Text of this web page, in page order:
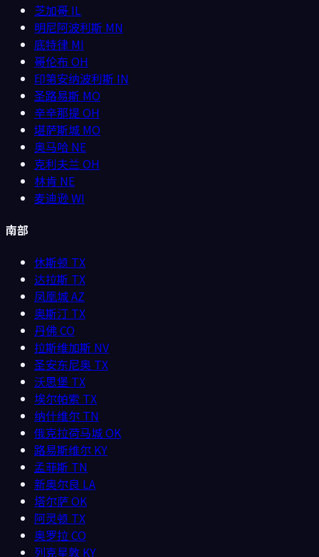
芝加哥 IL
明尼阿波利斯 MN
底特律 MI
哥伦布 OH
印第安纳波利斯 IN
圣路易斯 MO
辛辛那提 OH
堪萨斯城 MO
奥马哈 NE
克利夫兰 OH
林肯 NE
麦迪逊WI
南部
休斯顿 TX
达拉斯 TX
凤凰城AZ
奥斯汀 TX
丹佛CO
拉斯维加斯 NV
圣安东尼奥 TX
沃思堡 TX
埃尔帕索 TX
纳什维尔 TN
俄克拉荷马城OK
路易斯维尔 KY
孟菲斯 TN
新奥尔良 LA
塔尔萨OK
阿灵顿 TX
奥罗拉CO
列克星敦 KY